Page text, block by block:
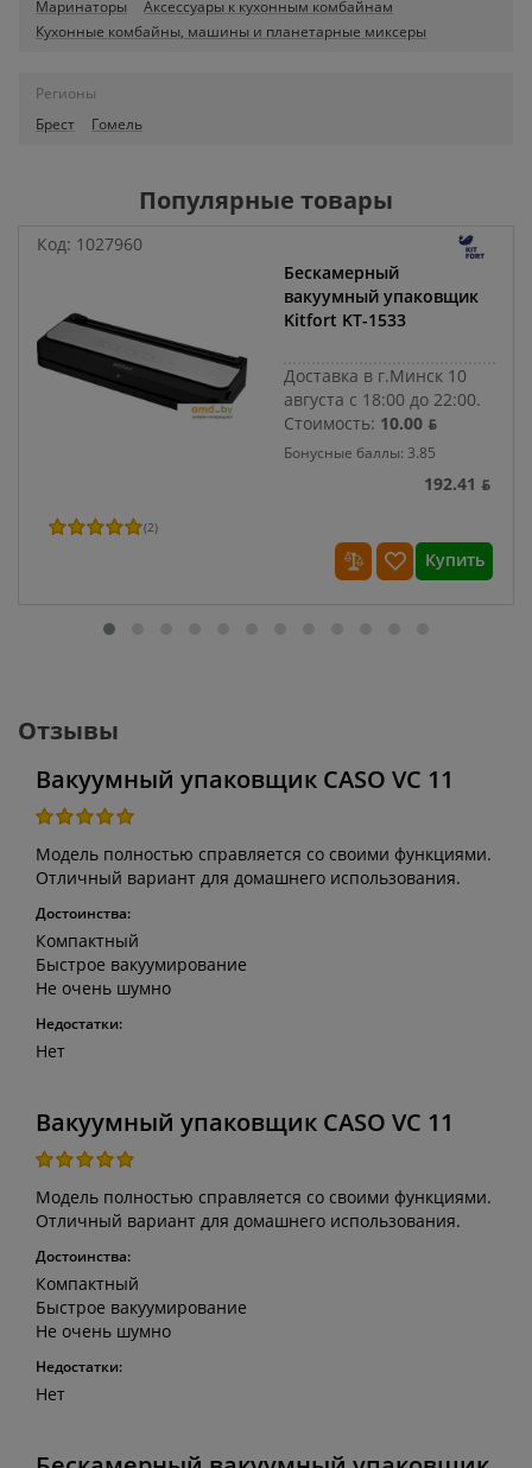
Маринаторы
Аксессуары к кухонным комбайнам
Кухонные комбайны, машины и планетарные миксеры
Регионы
Брест
Гомель
Популярные товары
Код: 1027960
Бескамерный
вакуумный упаковщик
Kitfort KT-1533
Доставка в г.Минск 10
августа с 18:00 до 22:00.
Стоимость: 10.00 ƃ
Бонусные баллы: 3.85
192.41 ƃ
(2)
Купить
Отзывы
Вакуумный упаковщик CASO VC 11
Модель полностью справляется со своими функциями.
Отличный вариант для домашнего использования.
Достоинства:
Компактный
Быстрое вакуумирование
Не очень шумно
Недостатки:
Нет
Вакуумный упаковщик CASO VC 11
Модель полностью справляется со своими функциями.
Отличный вариант для домашнего использования.
Достоинства:
Компактный
Быстрое вакуумирование
Не очень шумно
Недостатки:
Нет